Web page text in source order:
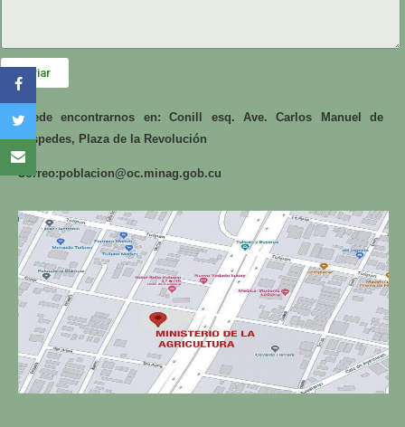
Enviar
Puede encontrarnos en: Conill esq. Ave. Carlos Manuel de
Céspedes, Plaza de la Revolución
Correo:poblacion@oc.minag.gob.cu